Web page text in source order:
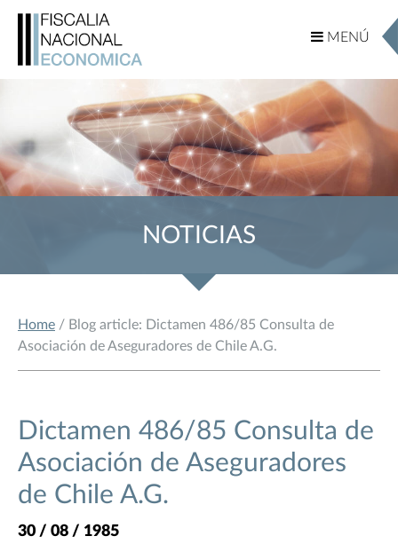
MENÚ
MENÚ
NOTICIAS
Home / Blog article: Dictamen 486/85 Consulta de
Asociación de Aseguradores de Chile A.G.
Dictamen 486/85 Consulta de
Asociación de Aseguradores
de Chile A.G.
30 / 08 / 1985